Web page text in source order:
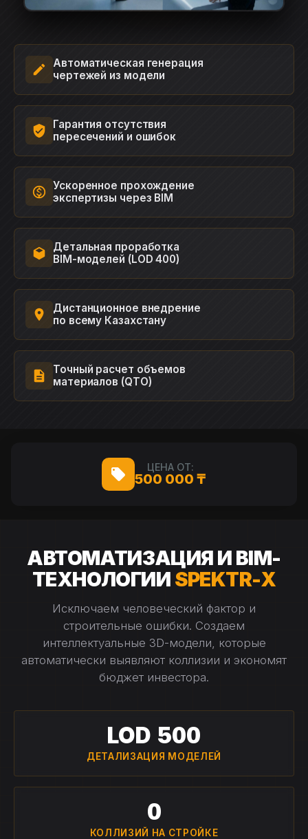
Автоматическая генерация
чертежей из модели
Гарантия отсутствия
пересечений и ошибок
Ускоренное прохождение
экспертизы через BIM
Детальная проработка
BIM-моделей (LOD 400)
Дистанционное внедрение
по всему Казахстану
Точный расчет объемов
материалов (QTO)
ЦЕНА ОТ:
500 000 ₸
АВТОМАТИЗАЦИЯ И BIM-
ТЕХНОЛОГИИ SPEKTR-X
Исключаем человеческий фактор и
строительные ошибки. Создаем
интеллектуальные 3D-модели, которые
автоматически выявляют коллизии и экономят
бюджет инвестора.
LOD 500
ДЕТАЛИЗАЦИЯ МОДЕЛЕЙ
0
КОЛЛИЗИЙ НА СТРОЙКЕ